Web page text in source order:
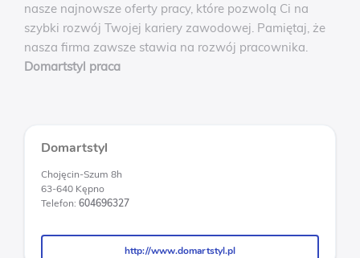
nasze najnowsze oferty pracy, które pozwolą Ci na
szybki rozwój Twojej kariery zawodowej. Pamiętaj, że
nasza firma zawsze stawia na rozwój pracownika.
Domartstyl praca
Domartstyl
Chojęcin-Szum 8h
63-640 Kępno
Telefon: 604696327
http://www.domartstyl.pl
http://www.domartstyl.pl